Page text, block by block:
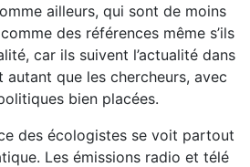
ailleurs, qui sont de moins
des références même s’ils
car ils suivent l’actualité dans
autant que les chercheurs, avec
bien placées.
des écologistes se voit partout
Les émissions radio et télé